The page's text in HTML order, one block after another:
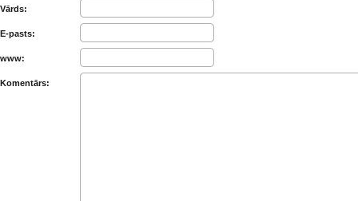
Vārds:
E-pasts:
www:
Komentārs: